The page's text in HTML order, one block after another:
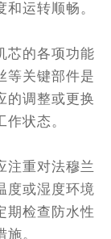
运转顺畅。
的各项功能
等关键部件是
的调整或更换
状态。
重对法穆兰
度或湿度环境
期检查防水性
。